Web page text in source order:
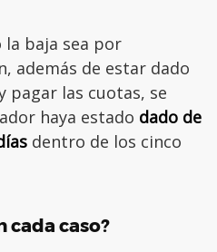
la baja sea por
además de estar dado
pagar las cuotas, se
haya estado dado de
dentro de los cinco
cada caso?